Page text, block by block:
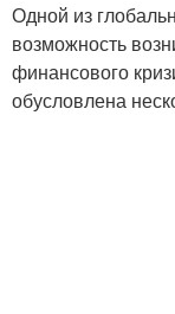
Одной из
возможность
финансового
обусловлена